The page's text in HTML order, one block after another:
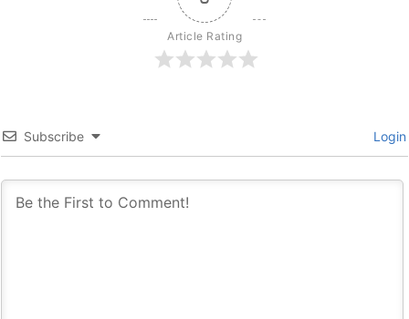
Article Rating
Subscribe Login